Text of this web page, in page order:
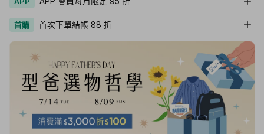
首購 首次下單結帳 88 折